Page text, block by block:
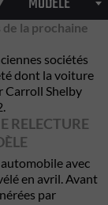
la prochaine
sociétés
dont la voiture
Carroll Shelby
RELECTURE
avec
en avril. Avant
par